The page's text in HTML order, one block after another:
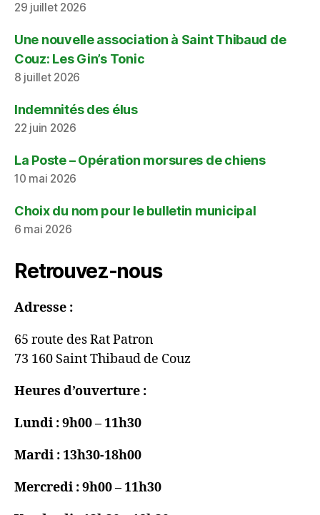
29 juillet 2026
Une nouvelle association à Saint Thibaud de
Couz: Les Gin’s Tonic
8 juillet 2026
Indemnités des élus
22 juin 2026
La Poste – Opération morsures de chiens
10 mai 2026
Choix du nom pour le bulletin municipal
6 mai 2026
Retrouvez-nous
Adresse :
65 route des Rat Patron
73 160 Saint Thibaud de Couz
Heures d’ouverture :
Lundi : 9h00 – 11h30
Mardi : 13h30-18h00
Mercredi : 9h00 – 11h30